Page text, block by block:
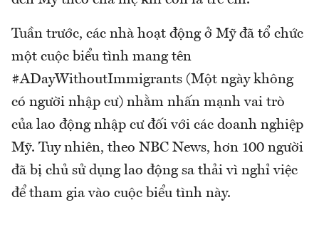
Tuần trước, các nhà hoạt động ở Mỹ đã tổ chức
một cuộc biểu tình mang tên
#ADayWithoutImmigrants (Một ngày không
có người nhập cư) nhằm nhấn mạnh vai trò
của lao động nhập cư đối với các doanh nghiệp
Mỹ. Tuy nhiên, theo NBC News, hơn 100 người
đã bị chủ sử dụng lao động sa thải vì nghỉ việc
để tham gia vào cuộc biểu tình này.